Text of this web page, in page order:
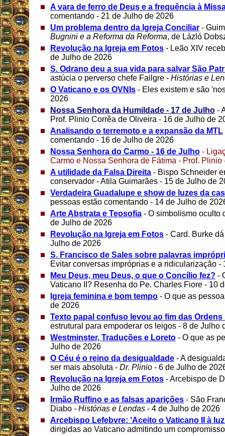
A vara de ferro de Deus e a frequência à
comentando - 21 de Julho de 2026
Um problema dentro da Igreja Conciliar -
Bugnini e a Reforma da Reforma, de Lázló
Revolução na Igreja em Fotos - Leão XIV
de Julho de 2026
S. Odrano deu a sua vida para salvar São
astúcia o perverso chefe Failgre - Histórias e
O Vaticano e os OVNIs - Eles existem e são
2026
Nossa Senhora da Humildade - 17 de Julho -
Prof. Plinio Corrêa de Oliveira - 16 de Julho de
Analisando o terremoto e a expansão da MTL
comentando - 16 de Julho de 2026
Nossa Senhora do Carmo - 16 de Julho -
Carmo e Nossa Senhora de Fátima - Prof. Plinio
A utilidade da Falsa Direita - Bispo Schneider
conservador - Atila Guimarães - 15 de Julho de
Verdadeira Guadalupe e show de luzes da
pessoas estão comentando - 14 de Julho de
Arte Abstrata e Teosofia - O simbolismo oculto
de Julho de 2026
Revolução na Igreja em Fotos - Card. Burke
Julho de 2026
S. Francisco de Sales sobre palavras
Evitar conversas impróprias e a ridicularização -
Meu Deus, meu Deus, o que o Concílio fez? -
Vaticano II? Resenha do Pe. Charles Fiore - 10
Igreja feminina e bom tempo - O que as
de 2026
Texto papal confuso levou ao fim das Ordens
estrutural para empoderar os leigos - 8 de Julho
Westminster, Traduções e Loreto - O que as
Julho de 2026
O Céu é o reino da desigualdade - A
ser mais absoluta - Dr. Plinio - 6 de Julho de
Revolução na Igreja em Fotos - Arcebispo de
Julho de 2026
Irmão Ruffino e as falsas aparições - São
Diabo - Histórias e Lendas - 4 de Julho de 2026
Arcebispo Lefebvre: 'Aceito o Vaticano II à
dirigidas ao Vaticano admitindo um